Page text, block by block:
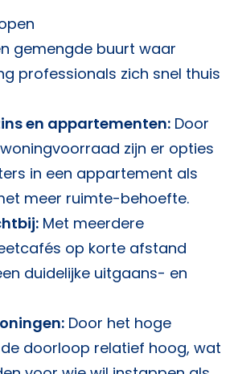
gemengde buurt waar
professionals zich snel thuis
en appartementen: Door
zijn er opties
in een appartement als
meer ruimte-behoefte.
Met meerdere
op korte afstand
duidelijke uitgaans- en
Door het hoge
doorloop relatief hoog, wat